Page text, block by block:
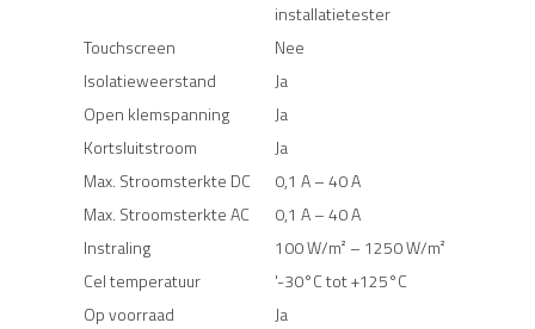
installatietester
Touchscreen
Nee
Isolatieweerstand
Ja
Open klemspanning
Ja
Kortsluitstroom
Ja
Max. Stroomsterkte DC
0,1 A – 40 A
Max. Stroomsterkte AC
0,1 A – 40 A
Instraling
100 W/m² – 1250 W/m²
Cel temperatuur
'-30°C tot +125°C
Op voorraad
Ja